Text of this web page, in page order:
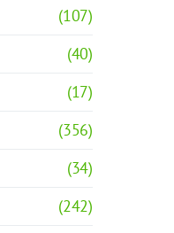
(107)
(40)
(17)
(356)
(34)
(242)